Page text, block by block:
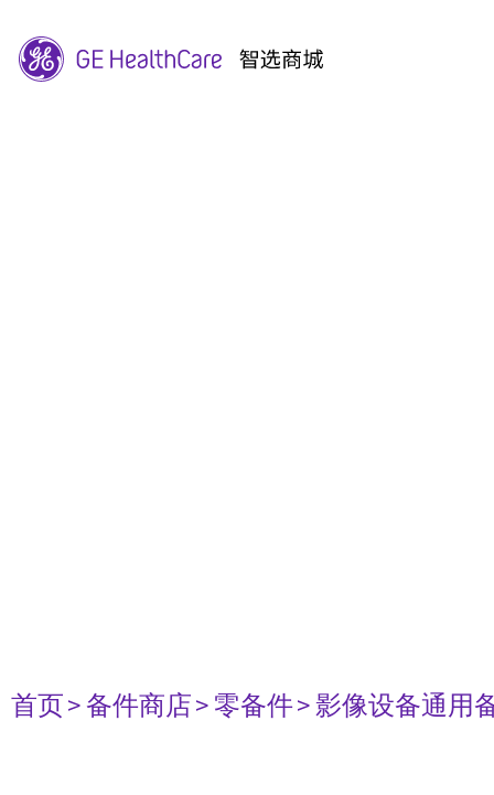
首页> 备件商店> 零备件> 影像设备通用